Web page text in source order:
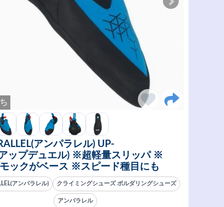
アンパラレル) UP-
ップデュエル) ※超軽量スリッパ ※
ックがベース ※スピード種目にも
アンパラレル) クライミングシューズ ボルダリングシューズ
アンパラレル